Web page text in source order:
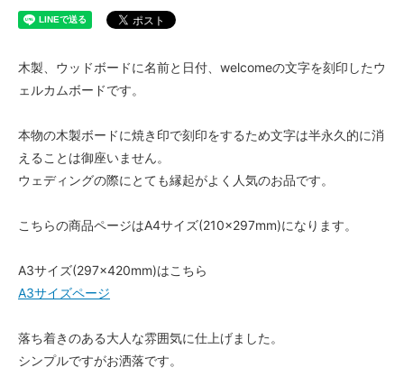
木製、ウッドボードに名前と日付、welcomeの文字を刻印したウ
ェルカムボードです。
本物の木製ボードに焼き印で刻印をするため文字は半永久的に消
えることは御座いません。
ウェディングの際にとても縁起がよく人気のお品です。
こちらの商品ページはA4サイズ(210×297mm)になります。
A3サイズ(297×420mm)はこちら
A3サイズページ
落ち着きのある大人な雰囲気に仕上げました。
シンプルですがお洒落です。